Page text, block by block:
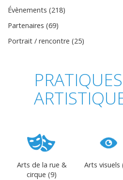
Évènements (218)
Partenaires (69)
Portrait / rencontre (25)
PRATIQUES
Arts de la rue &
cirque (9)
Arts visuels